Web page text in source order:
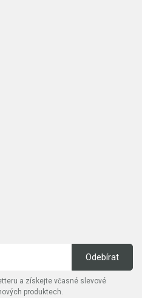
a získejte včasné slevové
produktech.